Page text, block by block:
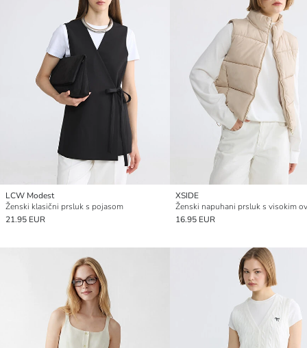
LCW Modest
Ženski klasični prsluk s pojasom
21.95 EUR
XSIDE
16.95 EUR